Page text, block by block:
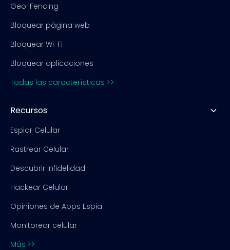
Geo-Fencing
Bloquear página web
Bloquear Wi-Fi
Bloquear aplicaciones
Todas las características >>
Recursos
Espiar Celular
Rastrear Celular
Descubrir Infidelidad
Hackear Celular
Opiniones de Apps Espia
Monitorear celular
Más >>